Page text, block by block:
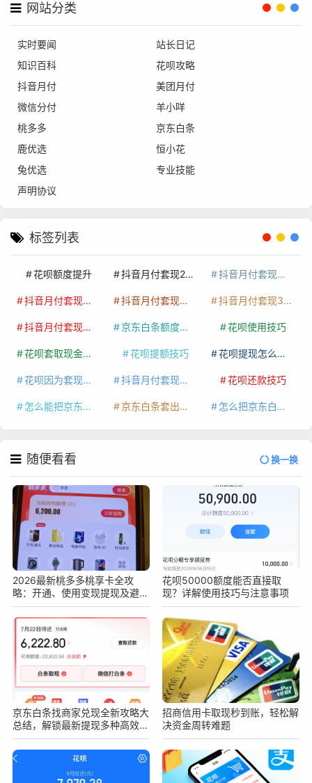
网站分类
实时要闻
站长日记
知识百科
花呗攻略
抖音月付
美团月付
微信分付
羊小咩
桃多多
京东白条
鹿优选
恒小花
兔优选
专业技能
声明协议
标签列表
花呗额度提升 抖音月付套现24小时接单 抖音月付套现怎么套
抖音月付套现多少手续费 抖音月付套现商家有哪些 抖音月付套现30秒技巧
抖音月付套现最新方法 京东白条额度提升 花呗使用技巧
花呗套取现金最佳方法 花呗提额技巧 花呗提现怎么操作
花呗因为套现被限额了这种情况要多久才会好 抖音月付套现秒回100起 花呗还款技巧
怎么能把京东白条额度钱套出来 京东白条套出来手续费多少 怎么把京东白条的钱取出来
随便看看 换一换
2026最新桃多多桃享卡全攻
略：开通、使用变现提现及避坑
指南
花呗50000额度能否直接取
现？详解使用技巧与注意事项
京东白条找商家兑现全新攻略大
总结，解锁最新提现多种高效安
全变现新技巧
招商信用卡取现秒到账，轻松解
决资金周转难题